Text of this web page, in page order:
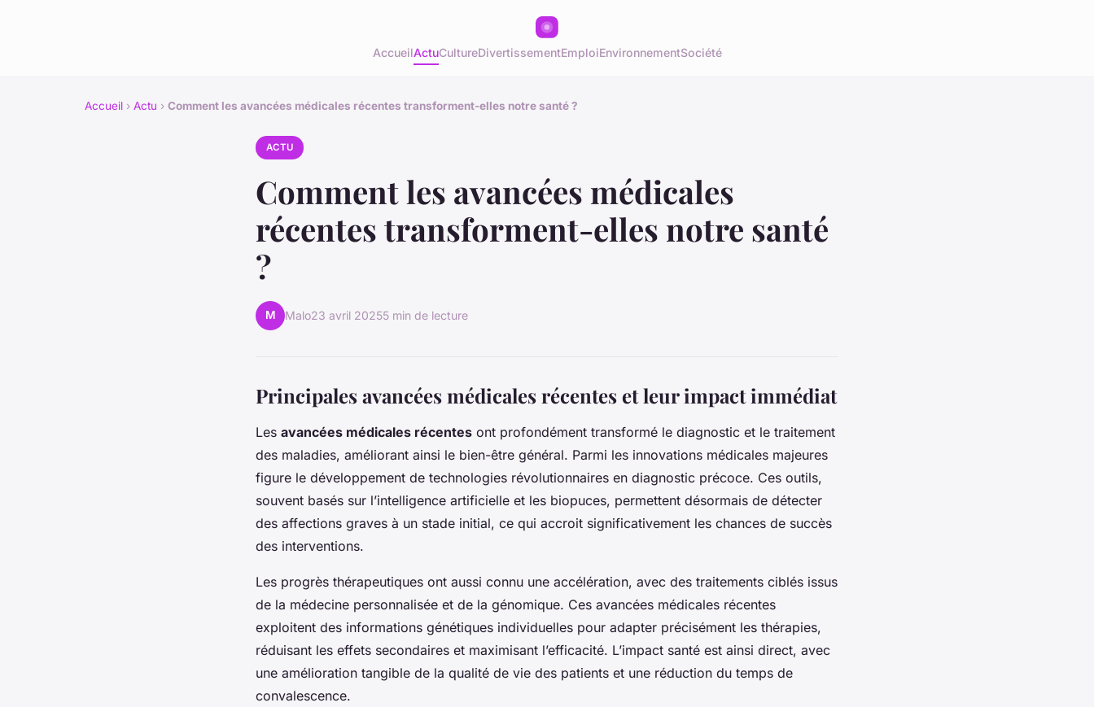
AccueilActuCultureDivertissementEmploiEnvironnementSociété
Accueil › Actu › Comment les avancées médicales récentes transforment-elles notre santé ?
ACTU
Comment les avancées médicales
récentes transforment-elles notre santé
?
M Malo23 avril 20255 min de lecture
Principales avancées médicales récentes et leur impact immédiat
Les avancées médicales récentes ont profondément transformé le diagnostic et le traitement
des maladies, améliorant ainsi le bien-être général. Parmi les innovations médicales majeures
figure le développement de technologies révolutionnaires en diagnostic précoce. Ces outils,
souvent basés sur l’intelligence artificielle et les biopuces, permettent désormais de détecter
des affections graves à un stade initial, ce qui accroit significativement les chances de succès
des interventions.
Les progrès thérapeutiques ont aussi connu une accélération, avec des traitements ciblés issus
de la médecine personnalisée et de la génomique. Ces avancées médicales récentes
exploitent des informations génétiques individuelles pour adapter précisément les thérapies,
réduisant les effets secondaires et maximisant l’efficacité. L’impact santé est ainsi direct, avec
une amélioration tangible de la qualité de vie des patients et une réduction du temps de
convalescence.